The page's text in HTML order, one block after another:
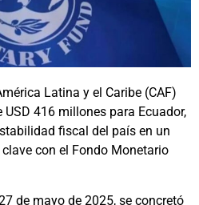
Latina y el Caribe (CAF)
416 millones para Ecuador,
fiscal del país en un
con el Fondo Monetario
de mayo de 2025, se concretó